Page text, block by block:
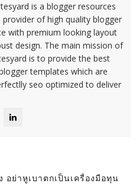
is a blogger resources
provider of high quality blogger
with premium looking layout
design. The main mission of
is to provide the best
templates which are
seo optimized to deliver
ย่าหูเบาตกเป็นเครื่องมือทุน